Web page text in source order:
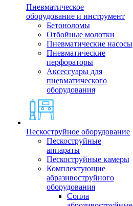
Пневматическое
оборудование и инструмент
Бетоноломы
Отбойные молотки
Пневматические насосы
Пневматические
перфораторы
Аксессуары для
пневматического
оборудования
Пескоструйное оборудование
Пескоструйные
аппараты
Пескоструйные камеры
Комплектующие
абразивоструйного
оборудования
Сопла